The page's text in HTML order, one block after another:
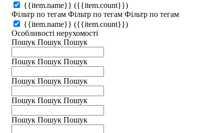
{{item.name}} ({{item.count}})
Фільтр по тегам Фільтр по тегам Фільтр по тегам
{{item.name}} ({{item.count}})
Особливості нерухомості
Пошук Пошук Пошук
Пошук Пошук Пошук
Пошук Пошук Пошук
Пошук Пошук Пошук
Пошук Пошук Пошук